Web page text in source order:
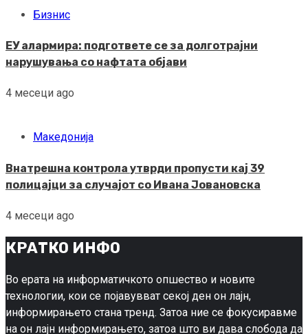
Бизнис
ЕУ алармира: подгответе се за долготрајни
нарушувања со нафтата објави
4 месеци ago
Македонија
Внатрешна контрола утврди пропусти кај 39
полицајци за случајот со Ивана Јовановска
4 месеци ago
КРАТКО ИНФО
Во ерата на информатичкото опшество и новите
технологии, кои се појавувват секој ден он лајн,
информирањето стана тренд. Затоа ние се фокусиравме
на он лајн информирањето, затоа што ви дава слобода да